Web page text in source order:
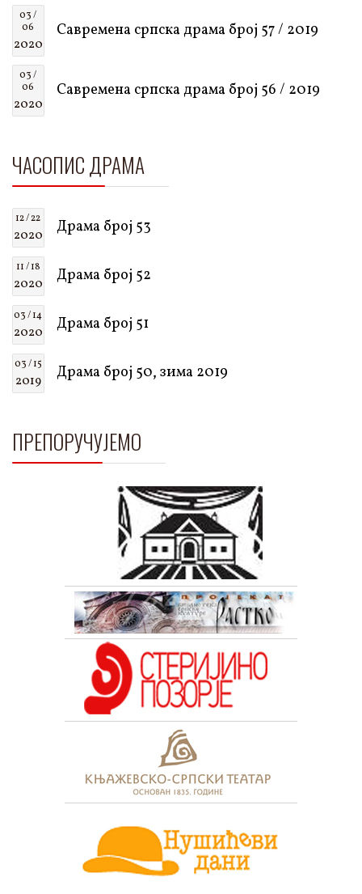
03 /
06
2020
Савремена српска драма број 57 / 2019
03 /
06
2020
Савремена српска драма број 56 / 2019
ЧАСОПИС ДРАМА
12 / 22
2020 Драма број 53
11 / 18
2020 Драма број 52
03 / 14
2020 Драма број 51
03 / 15
2019 Драма број 50, зима 2019
ПРЕПОРУЧУЈЕМО